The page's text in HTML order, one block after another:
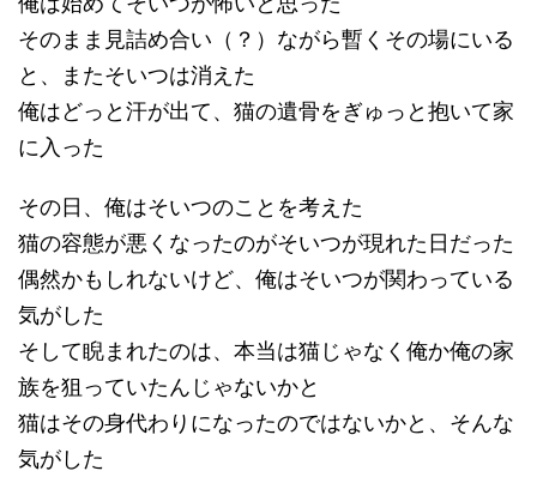
そのまま見詰め合い（？）ながら暫くその場にいる
と、またそいつは消えた
俺はどっと汗が出て、猫の遺骨をぎゅっと抱いて家
に入った
その日、俺はそいつのことを考えた
猫の容態が悪くなったのがそいつが現れた日だった
偶然かもしれないけど、俺はそいつが関わっている
気がした
そして睨まれたのは、本当は猫じゃなく俺か俺の家
族を狙っていたんじゃないかと
猫はその身代わりになったのではないかと、そんな
気がした